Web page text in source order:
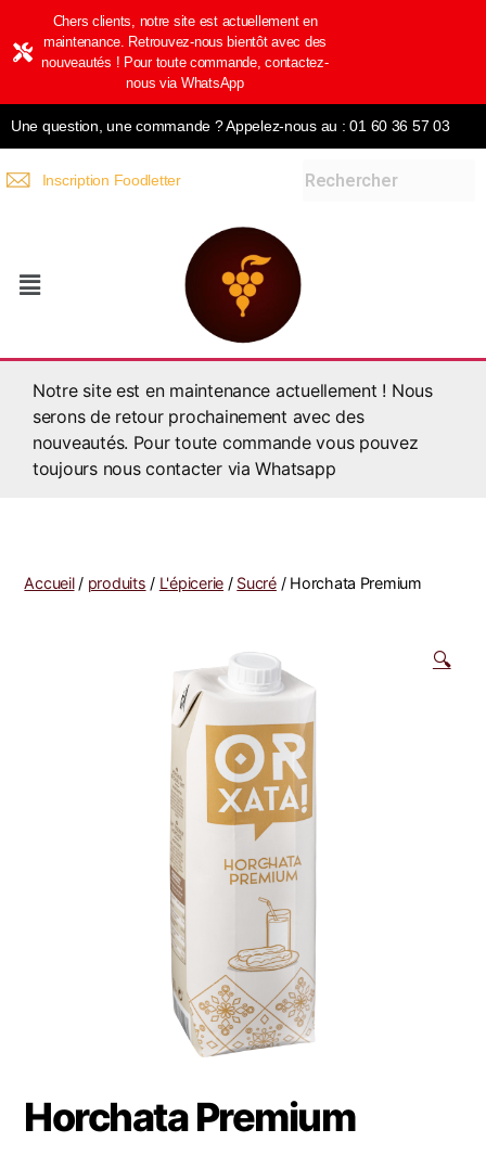
Chers clients, notre site est actuellement en
maintenance. Retrouvez-nous bientôt avec des
nouveautés ! Pour toute commande, contactez-
nous via WhatsApp
Une question, une commande ? Appelez-nous au : 01 60 36 57 03
Inscription Foodletter
Notre site est en maintenance actuellement ! Nous
serons de retour prochainement avec des
nouveautés. Pour toute commande vous pouvez
toujours nous contacter via Whatsapp
Accueil/ produits / L'épicerie / Sucré/ Horchata Premium
🔍
Horchata Premium